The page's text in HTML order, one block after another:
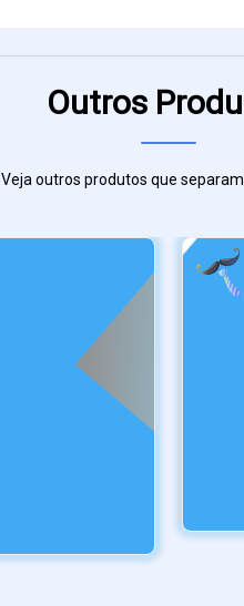
Outros
Veja outros produtos que